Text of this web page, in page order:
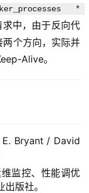
*
中，由于反向代
个方向，实际并
Alive。
E. Bryant / David
监控、性能调优
版社。